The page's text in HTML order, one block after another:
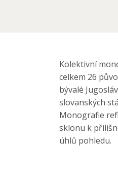
Kolektivní
celkem 26
bývalé
slovanských
Monografie
sklonu k
úhlů pohledu.